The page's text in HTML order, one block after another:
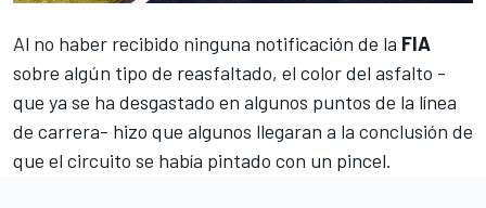
Al no haber recibido ninguna notificación de la FIA
sobre algún tipo de reasfaltado, el color del asfalto -
que ya se ha desgastado en algunos puntos de la línea
de carrera- hizo que algunos llegaran a la conclusión de
que el circuito se había pintado con un pincel.